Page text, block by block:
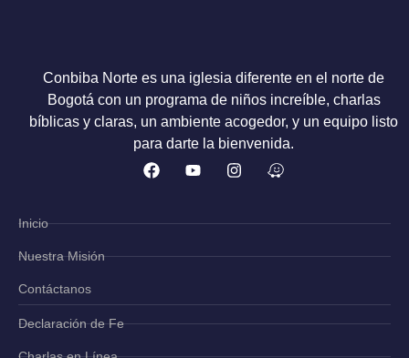
Conbiba Norte es una iglesia diferente en el norte de
Bogotá con un programa de niños increíble, charlas
bíblicas y claras, un ambiente acogedor, y un equipo listo
para darte la bienvenida.
Inicio
Nuestra Misión
Contáctanos
Declaración de Fe